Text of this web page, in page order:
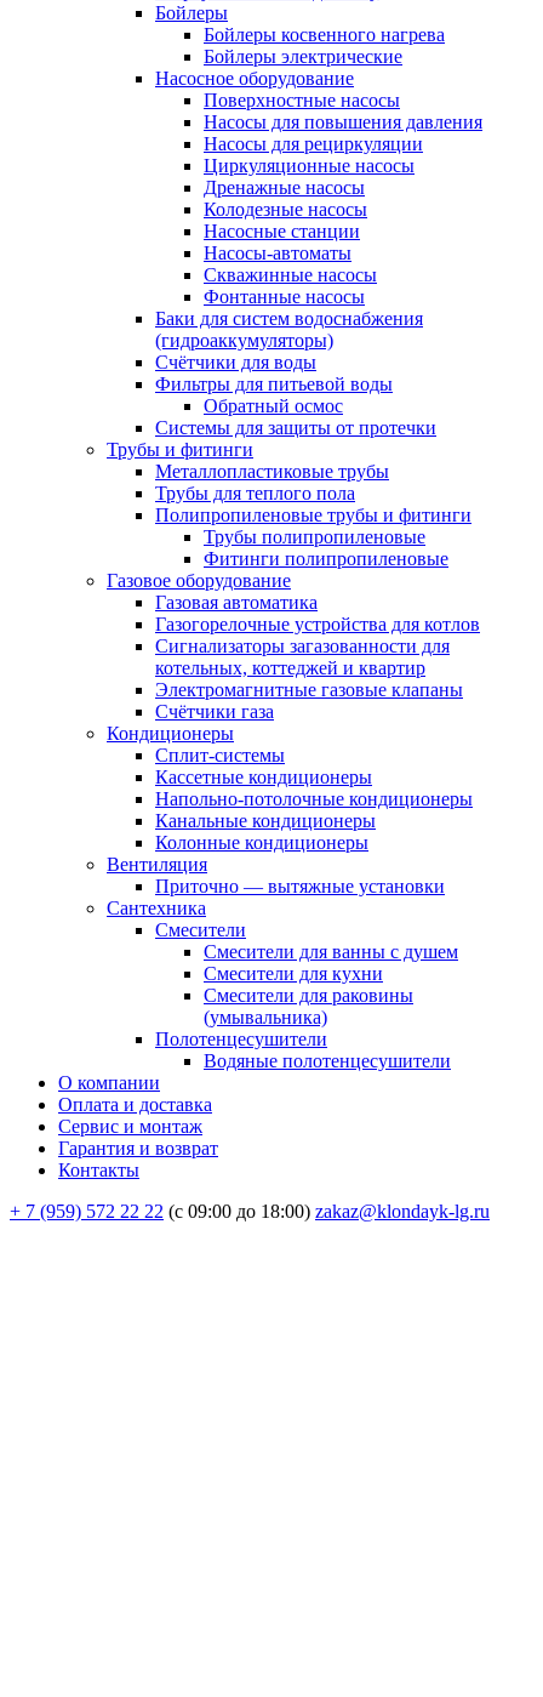
Бойлеры
Бойлеры косвенного нагрева
Бойлеры электрические
Насосное оборудование
Поверхностные насосы
Насосы для повышения давления
Насосы для рециркуляции
Циркуляционные насосы
Дренажные насосы
Колодезные насосы
Насосные станции
Насосы-автоматы
Скважинные насосы
Фонтанные насосы
Баки для систем водоснабжения
(гидроаккумуляторы)
Счётчики для воды
Фильтры для питьевой воды
Обратный осмос
Системы для защиты от протечки
Трубы и фитинги
Металлопластиковые трубы
Трубы для теплого пола
Полипропиленовые трубы и фитинги
Трубы полипропиленовые
Фитинги полипропиленовые
Газовое оборудование
Газовая автоматика
Газогорелочные устройства для котлов
Сигнализаторы загазованности для
котельных, коттеджей и квартир
Электромагнитные газовые клапаны
Счётчики газа
Кондиционеры
Сплит-системы
Кассетные кондиционеры
Напольно-потолочные кондиционеры
Канальные кондиционеры
Колонные кондиционеры
Вентиляция
Приточно — вытяжные установки
Сантехника
Смесители
Смесители для ванны с душем
Смесители для кухни
Смесители для раковины
(умывальника)
Полотенцесушители
Водяные полотенцесушители
О компании
Оплата и доставка
Сервис и монтаж
Гарантия и возврат
Контакты
+ 7 (959) 572 22 22 (с 09:00 до 18:00) zakaz@klondayk-lg.ru